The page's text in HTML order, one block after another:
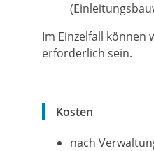
Im Einzelfall können
erforderlich sein.
Kosten
nach